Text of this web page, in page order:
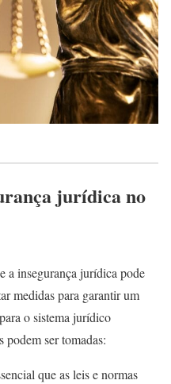
jurídica no
a insegurança jurídica pode
medidas para garantir um
o sistema jurídico
podem ser tomadas:
que as leis e normas